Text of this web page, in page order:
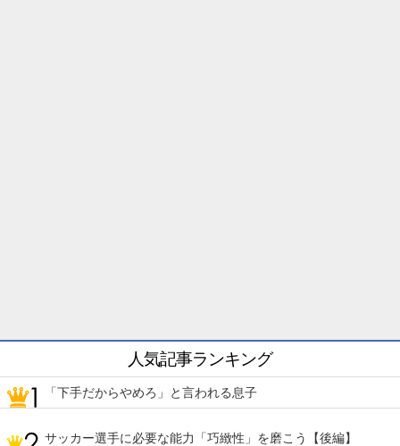
人気記事ランキング
「下手だからやめろ」と言われる息子
サッカー選手に必要な能力「巧緻性」を磨こう【後編】